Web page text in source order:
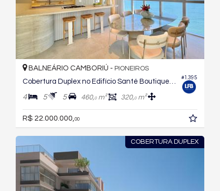
#1.395
BALNEÁRIO CAMBORIÚ - PIONEIROS
Cobertura Duplex no Edifício Santé Boutique Residence
4 5 5 460,0m² 320,0m²
R$ 22.000.000, 00
COBERTURA DUPLEX